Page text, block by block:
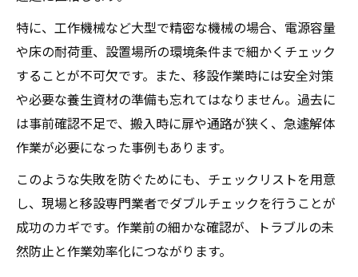
特に、工作機械など大型で精密な機械の場合、電源容量
や床の耐荷重、設置場所の環境条件まで細かくチェック
することが不可欠です。また、移設作業時には安全対策
や必要な養生資材の準備も忘れてはなりません。過去に
は事前確認不足で、搬入時に扉や通路が狭く、急遽解体
作業が必要になった事例もあります。
このような失敗を防ぐためにも、チェックリストを用意
し、現場と移設専門業者でダブルチェックを行うことが
成功のカギです。作業前の細かな確認が、トラブルの未
然防止と作業効率化につながります。